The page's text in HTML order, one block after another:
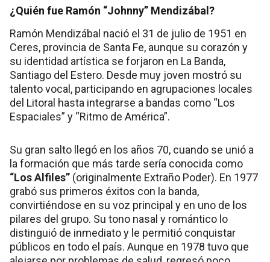
¿Quién fue Ramón “Johnny” Mendizábal?
Ramón Mendizábal nació el 31 de julio de 1951 en
Ceres, provincia de Santa Fe, aunque su corazón y
su identidad artística se forjaron en La Banda,
Santiago del Estero. Desde muy joven mostró su
talento vocal, participando en agrupaciones locales
del Litoral hasta integrarse a bandas como “Los
Espaciales” y “Ritmo de América”.
Su gran salto llegó en los años 70, cuando se unió a
la formación que más tarde sería conocida como
“Los Alfiles” (originalmente Extraño Poder). En 1977
grabó sus primeros éxitos con la banda,
convirtiéndose en su voz principal y en uno de los
pilares del grupo. Su tono nasal y romántico lo
distinguió de inmediato y le permitió conquistar
públicos en todo el país. Aunque en 1978 tuvo que